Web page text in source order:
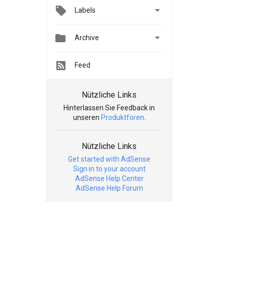
Labels 
 Archive 
Feed
Nützliche Links
Hinterlassen Sie Feedback in
unseren Produktforen
Nützliche Links
Get started with AdSense
Sign in to your account
AdSense Help Center
AdSense Help Forum